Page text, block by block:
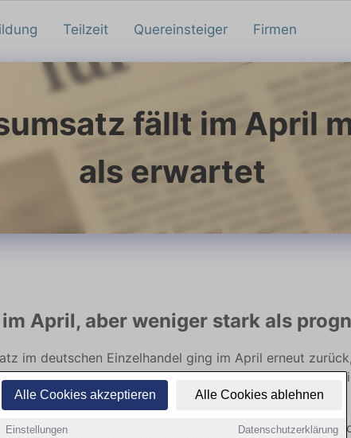
Alle Cookies akzeptieren Alle Cookies ablehnen
Einstellungen Datenschutzerklärung
Teilzeit Quereinsteiger Firmen
fällt im April
als erwartet
April, aber weniger stark als
im deutschen Einzelhandel ging im April erneut
um Kalender-, Preis- und Saisoneffekte verringerte
Rückgang gerechnet und einen realen Minuswert